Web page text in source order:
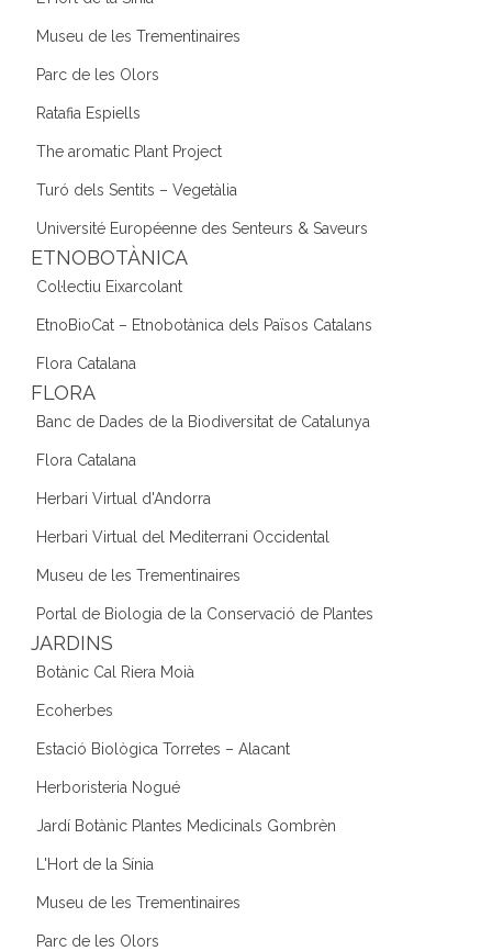
Museu de les Trementinaires
Parc de les Olors
Ratafia Espiells
The aromatic Plant Project
Turó dels Sentits – Vegetàlia
Université Européenne des Senteurs & Saveurs
ETNOBOTÀNICA
Col·lectiu Eixarcolant
EtnoBioCat – Etnobotànica dels Països Catalans
Flora Catalana
FLORA
Banc de Dades de la Biodiversitat de Catalunya
Flora Catalana
Herbari Virtual d'Andorra
Herbari Virtual del Mediterrani Occidental
Museu de les Trementinaires
Portal de Biologia de la Conservació de Plantes
JARDINS
Botànic Cal Riera Moià
Ecoherbes
Estació Biològica Torretes – Alacant
Herboristeria Nogué
Jardí Botànic Plantes Medicinals Gombrèn
L'Hort de la Sínia
Museu de les Trementinaires
Parc de les Olors